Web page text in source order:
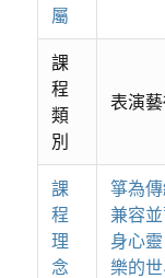
屬
課
程
類
別
表演
課
程
理
念
箏為
兼容
身心
樂的世